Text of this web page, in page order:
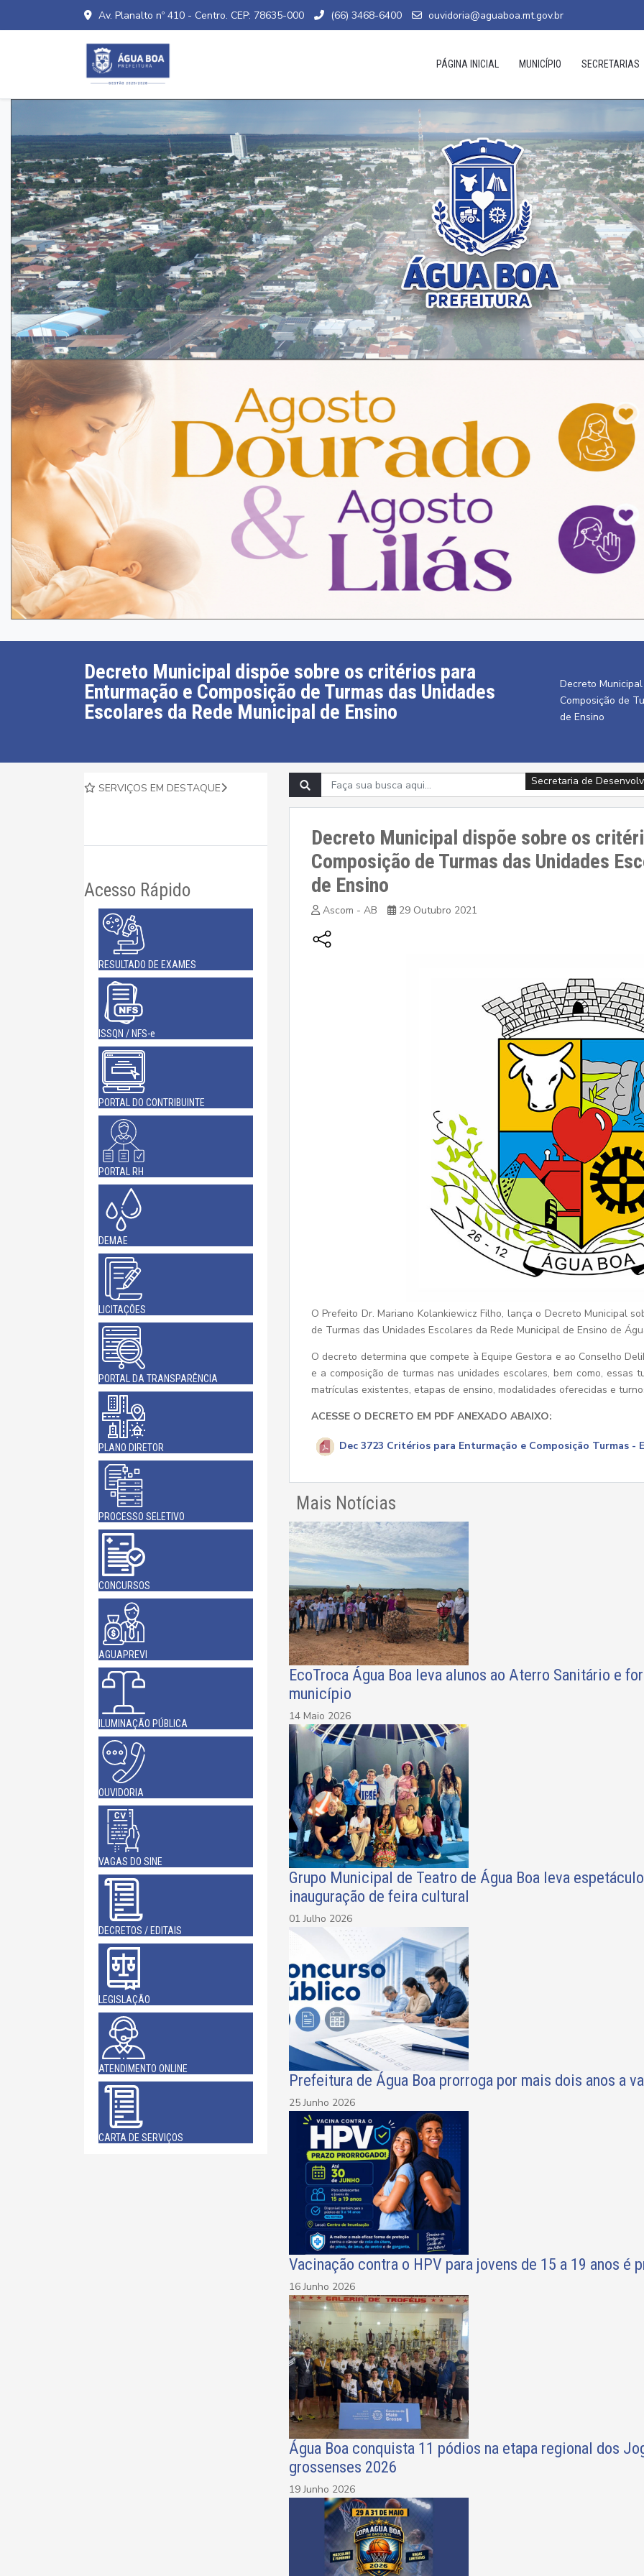
Av. Planalto nº 410 - Centro. CEP: 78635-000 (66) 3468-6400 ouvidoria@aguaboa.mt.gov.br
PÁGINA INICIAL MUNICÍPIO SECRETARIAS
Decreto Municipal dispõe sobre os critérios para
Enturmação e Composição de Turmas das Unidades
Escolares da Rede Municipal de Ensino
Decreto
Composição de
de Ensino
SERVIÇOS EM DESTAQUE
Acesso Rápido
RESULTADO DE EXAMES
ISSQN / NFS-e
PORTAL DO CONTRIBUINTE
PORTAL RH
DEMAE
LICITAÇÕES
PORTAL DA TRANSPARÊNCIA
PLANO DIRETOR
PROCESSO SELETIVO
CONCURSOS
AGUAPREVI
ILUMINAÇÃO PÚBLICA
OUVIDORIA
VAGAS DO SINE
DECRETOS / EDITAIS
LEGISLAÇÃO
ATENDIMENTO ONLINE
CARTA DE SERVIÇOS
Decreto Municipal dispõe sobre os
Composição de Turmas das Unidades
de Ensino
Ascom - AB 29 Outubro 2021
O Prefeito Dr. Mariano Kolankiewicz Filho, lança o Decreto Municipal
de Turmas das Unidades Escolares da Rede Municipal de Ensino de
O decreto determina que compete à Equipe Gestora e ao Conselho
e a composição de turmas nas unidades escolares, bem como, essas
matrículas existentes, etapas de ensino, modalidades oferecidas e
ACESSE O DECRETO EM PDF ANEXADO ABAIXO:
Dec 3723 Critérios para Enturmação e Composição Turmas -
Mais Notícias
Secretaria de
EcoTroca Água Boa leva alunos ao Aterro Sanitário e
município
14 Maio 2026
Grupo Municipal de Teatro de Água Boa leva
inauguração de feira cultural
01 Julho 2026
Prefeitura de Água Boa prorroga por mais dois anos a
25 Junho 2026
Vacinação contra o HPV para jovens de 15 a 19 anos é
16 Junho 2026
Água Boa conquista 11 pódios na etapa regional dos
grossenses 2026
19 Junho 2026
Secretaria de